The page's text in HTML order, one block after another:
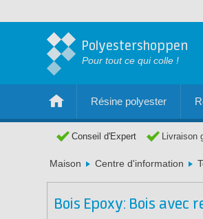
Polyestershoppen
Pour tout ce qui colle !
Résine polyester
Conseil d'Expert Livraison
Maison Centre d'information
Bois Epoxy: Bois